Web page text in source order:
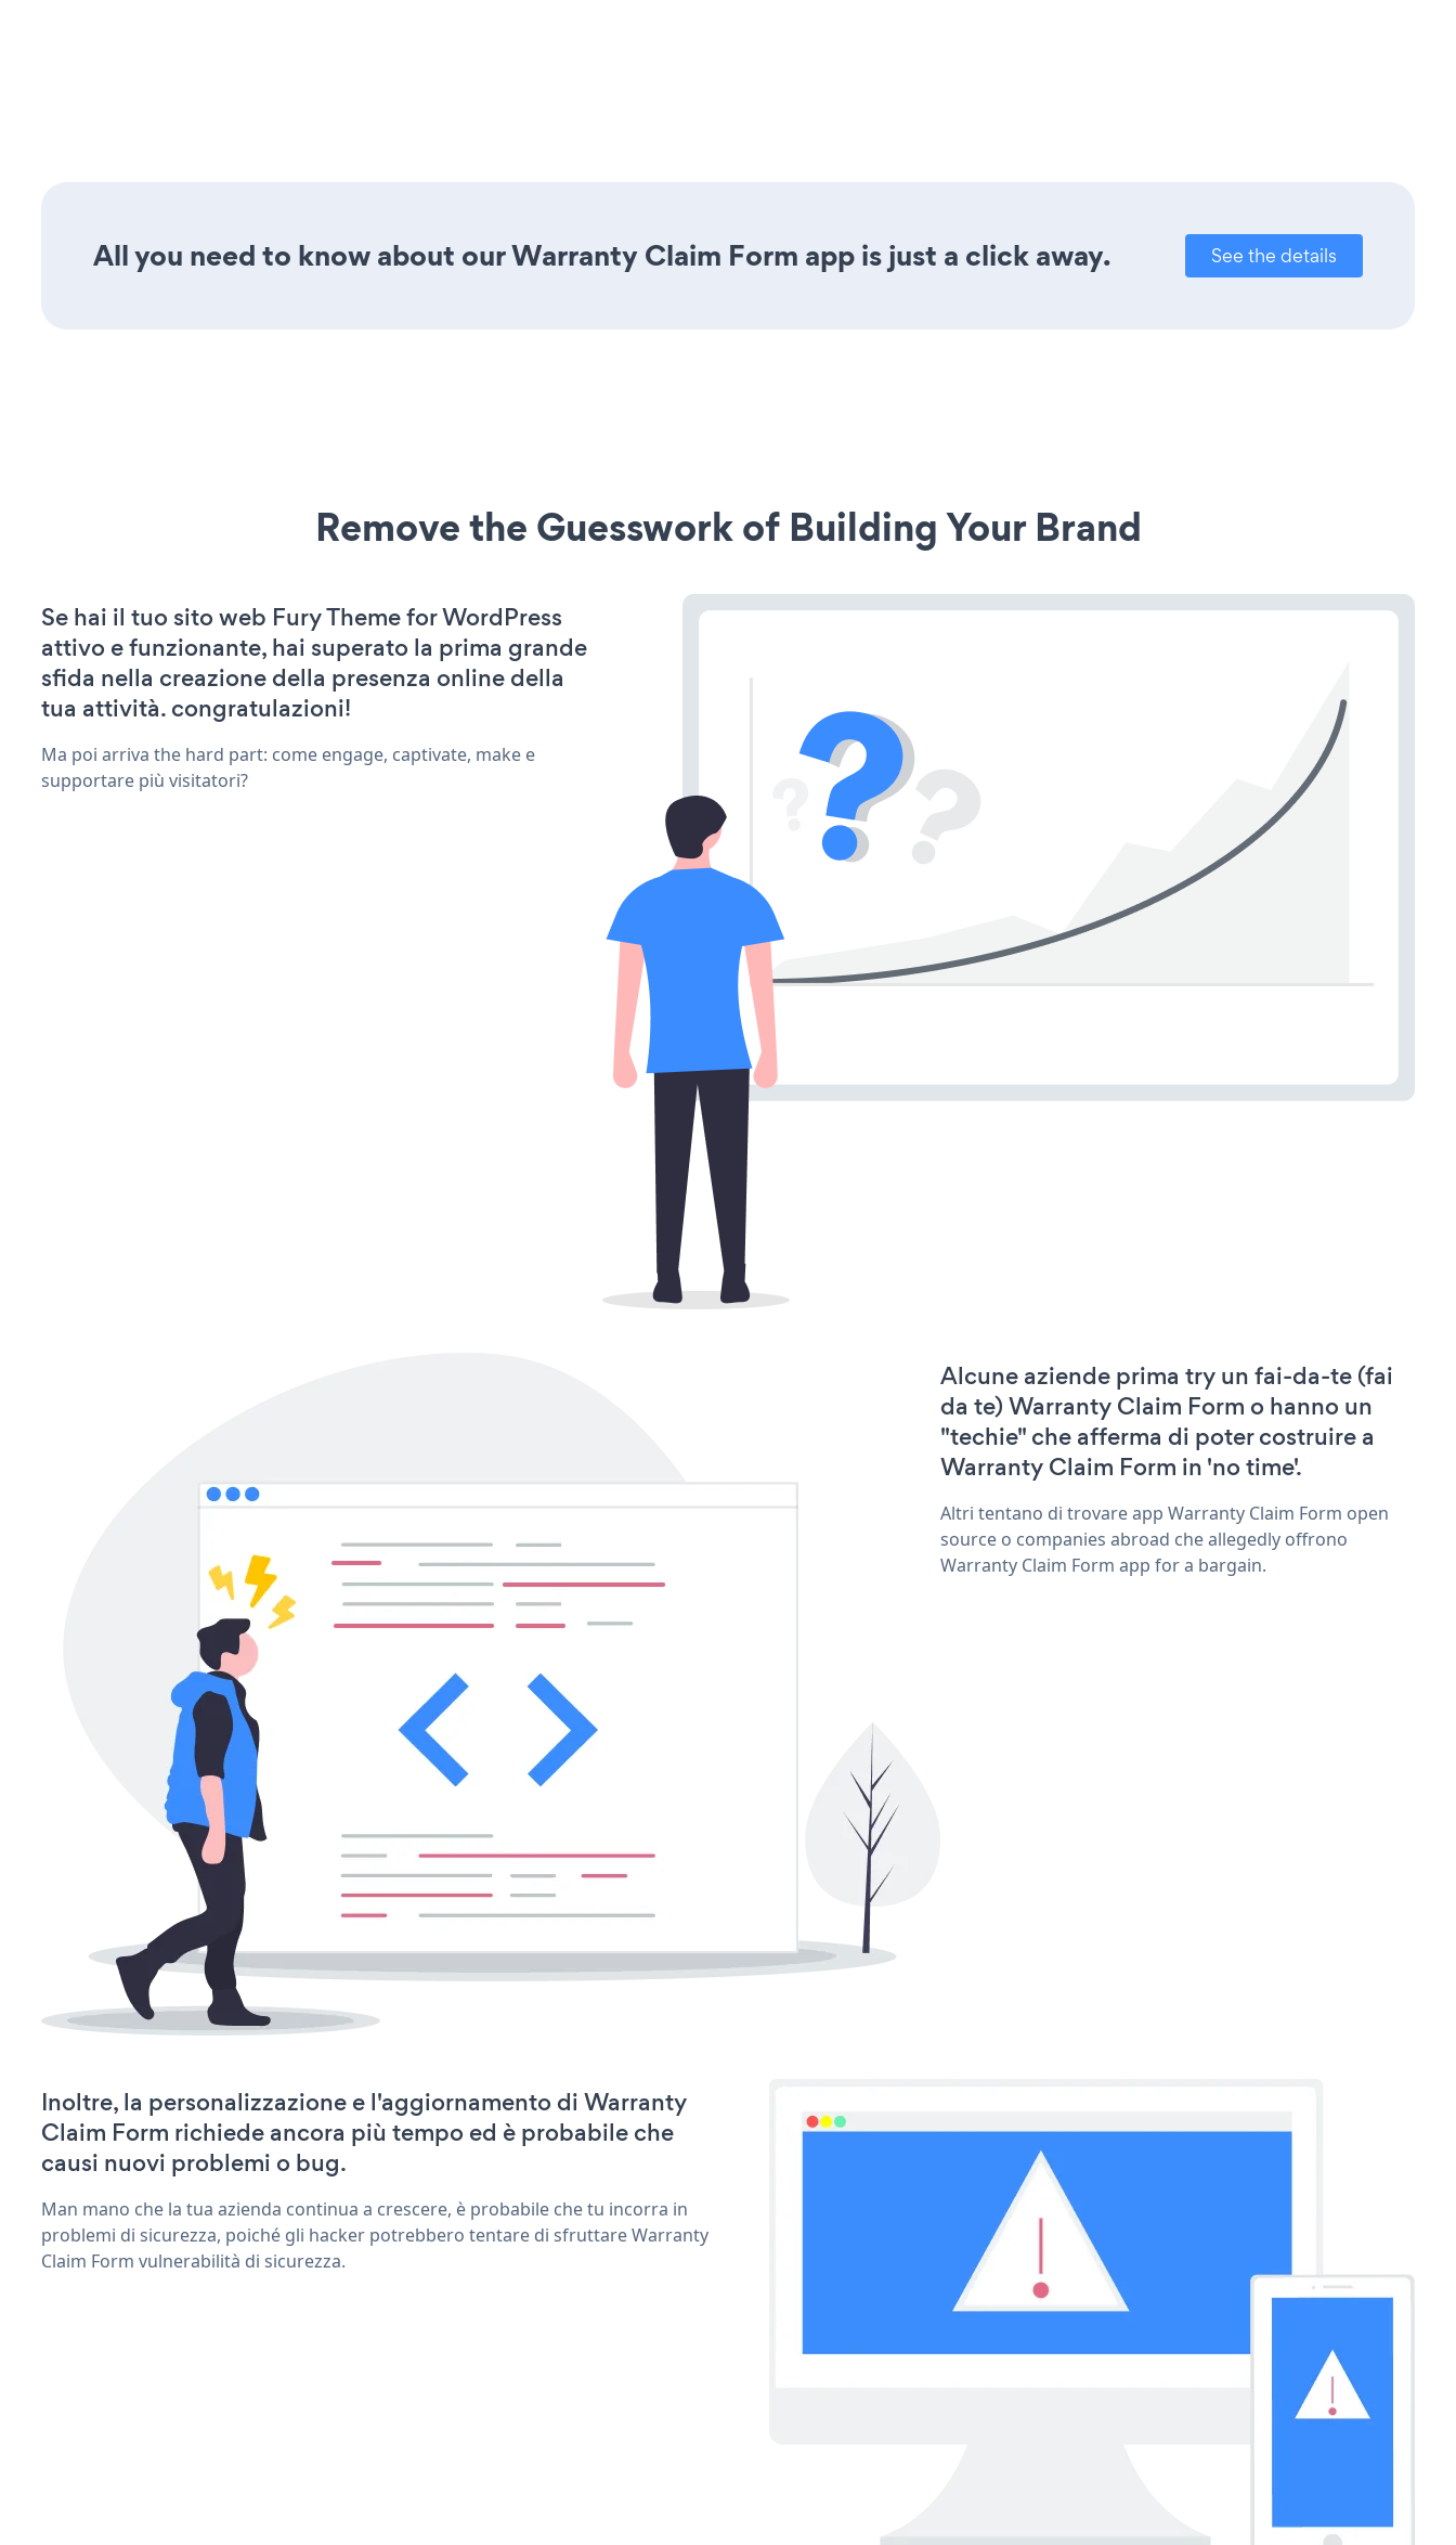
All you need to know about our Warranty Claim Form app is just a click away. See the details
Remove the Guesswork of Building Your Brand
Se hai il tuo sito web Fury Theme for WordPress
attivo e funzionante, hai superato la prima grande
sfida nella creazione della presenza online della
tua attività. congratulazioni!
Ma poi arriva the hard part: come engage, captivate, make e
supportare più visitatori?
Alcune aziende prima try un fai-da-te (fai
da te) Warranty Claim Form o hanno un
"techie" che afferma di poter costruire a
Warranty Claim Form in 'no time'.
Altri tentano di trovare app Warranty Claim Form open
source o companies abroad che allegedly offrono
Warranty Claim Form app for a bargain.
Inoltre, la personalizzazione e l'aggiornamento di Warranty
Claim Form richiede ancora più tempo ed è probabile che
causi nuovi problemi o bug.
Man mano che la tua azienda continua a crescere, è probabile che tu incorra in
problemi di sicurezza, poiché gli hacker potrebbero tentare di sfruttare Warranty
Claim Form vulnerabilità di sicurezza.